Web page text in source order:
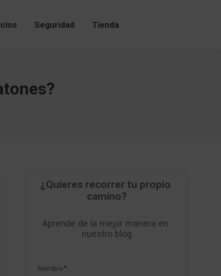
Seguridad Tienda
¿Quieres recorrer tu propio
camino?
Aprende de la mejor manera en
nuestro blog
Nombre
Seguridad Tienda